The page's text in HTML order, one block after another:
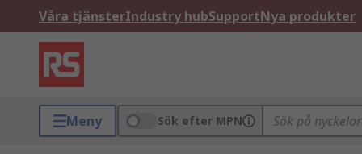
Våra tjänsterIndustry hubSupportNya produkter
Meny Sök efter MPN